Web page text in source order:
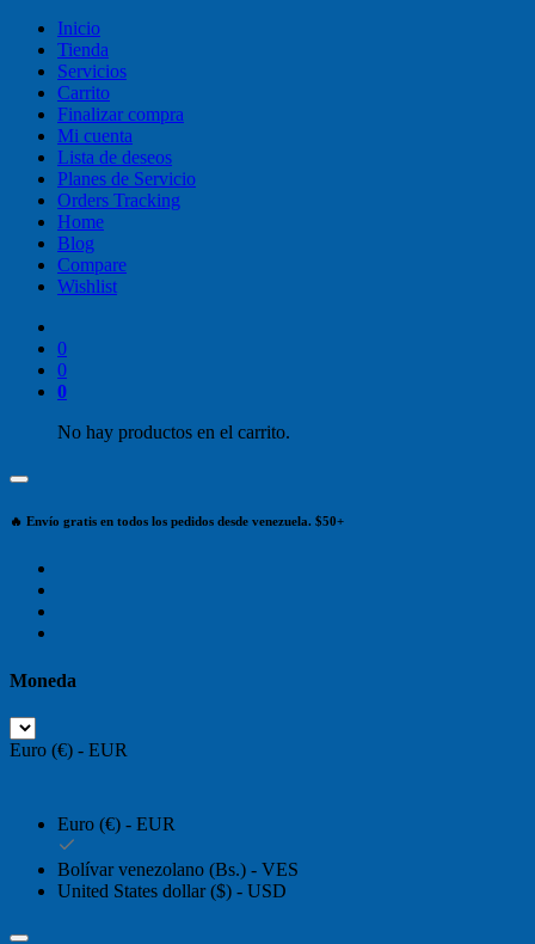
Inicio
Tienda
Servicios
Carrito
Finalizar compra
Mi cuenta
Lista de deseos
Planes de Servicio
Orders Tracking
Home
Blog
Compare
Wishlist
0
0
0
No hay productos en el carrito.
🔥 Envío gratis en todos los pedidos desde venezuela. $50+
Moneda
Euro (€) - EUR
Euro (€) - EUR
Bolívar venezolano (Bs.) - VES
United States dollar ($) - USD